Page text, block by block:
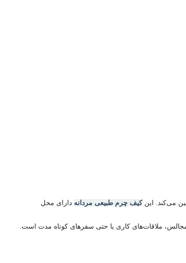
کیف چرم طبیعی مردانه دارای محل
مجالس، ملاقات‌های کاری یا حتی سفرهای کوتاه مدت است.